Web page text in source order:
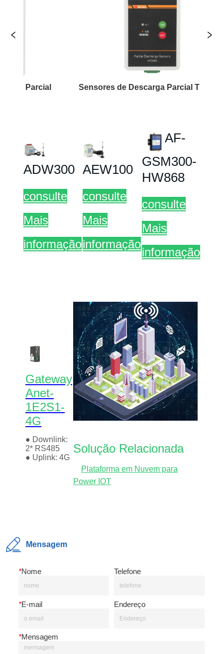
Sensores de Descarga Parcial Três-em-Um
Mensagem
*Nome Telefone
*E-mail Endereço
*Mensagem